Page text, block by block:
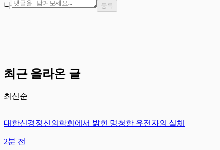
나 등록
최근 올라온 글
최신순
대한신경정신의학회에서 밝힌 멍청한 유전자의 실체
2분 전